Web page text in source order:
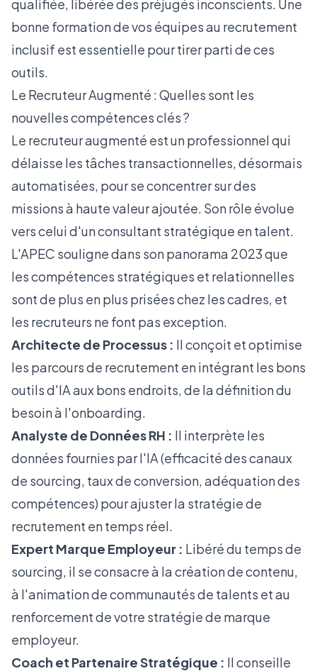
qualifiée, libérée des préjugés inconscients. Une
bonne formation de vos équipes au recrutement
inclusif est essentielle pour tirer parti de ces
outils.
Le Recruteur Augmenté : Quelles sont les
nouvelles compétences clés ?
Le recruteur augmenté est un professionnel qui
délaisse les tâches transactionnelles, désormais
automatisées, pour se concentrer sur des
missions à haute valeur ajoutée. Son rôle évolue
vers celui d'un consultant stratégique en talent.
L'APEC souligne dans son panorama 2023que
les compétences stratégiques et relationnelles
sont de plus en plus prisées chez les cadres, et
les recruteurs ne font pas exception.
Architecte de Processus : Il conçoit et optimise
les parcours de recrutement en intégrant les bons
outils d'IA aux bons endroits, de la définition du
besoin à l'onboarding.
Analyste de Données RH : Il interprète les
données fournies par l'IA (efficacité des canaux
de sourcing, taux de conversion, adéquation des
compétences) pour ajuster la stratégie de
recrutement en temps réel.
Expert Marque Employeur : Libéré du temps de
sourcing, il se consacre à la création de contenu,
à l'animation de communautés de talents et au
renforcement de votre stratégie de marque
employeur.
Coach et Partenaire Stratégique : Il conseille